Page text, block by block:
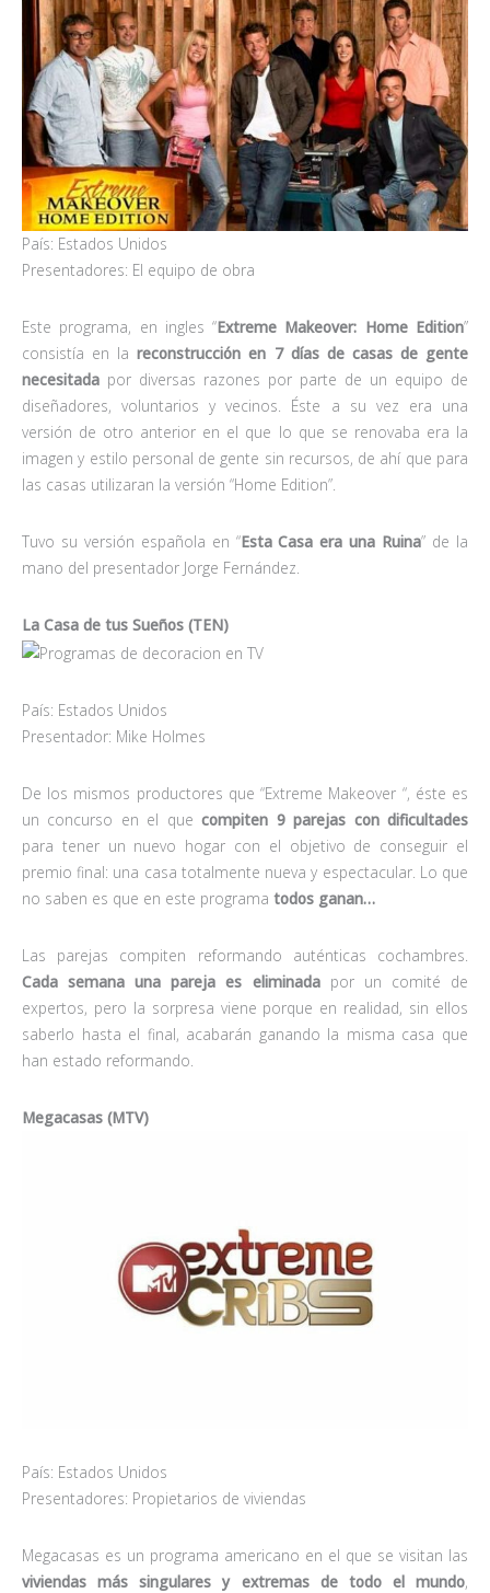
País: Estados Unidos
Presentadores: El equipo de obra
Este programa, en ingles “Extreme Makeover: Home Edition”
consistía en lareconstrucción en 7 días de casas de gente
necesitada por diversas razones por parte de un equipo de
diseñadores, voluntarios y vecinos. Éste a su vez era una
versión de otro anterior en el que lo que se renovaba era la
imagen y estilo personal de gente sin recursos, de ahí que para
las casas utilizaran la versión “Home Edition”.
Tuvo su versión española en “Esta Casa era una Ruina” de la
mano del presentador Jorge Fernández.
La Casa de tus Sueños (TEN)
País: Estados Unidos
Presentador: Mike Holmes
De los mismos productores que “Extreme Makeover “, éste es
un concurso en el que compiten 9 parejas con dificultades
para tener un nuevo hogar con el objetivo de conseguir el
premio final: una casa totalmente nueva y espectacular. Lo que
no saben es que en este programa todos ganan…
Las parejas compiten reformando auténticas cochambres.
Cada semana una pareja es eliminadapor un comité de
expertos, pero la sorpresa viene porque en realidad, sin ellos
saberlo hasta el final, acabarán ganando la misma casa que
han estado reformando.
Megacasas (MTV)
País: Estados Unidos
Presentadores: Propietarios de viviendas
Megacasas es un programa americano en el que se visitan las
viviendas más singulares y extremas de todo el mundo,